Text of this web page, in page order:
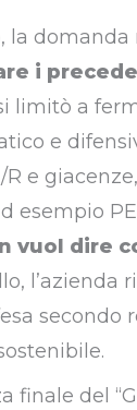
domanda
i
limitò a
e
e
esempio
vuol dire
secondo
finale del